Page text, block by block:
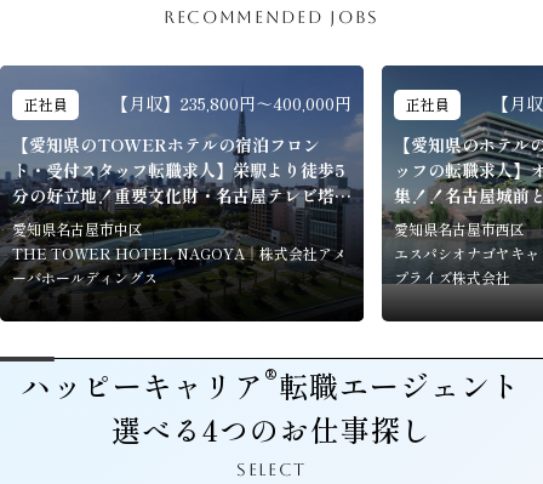
RECOMMENDED JOBS
正社員
【月収】235,800円～400,000円
【愛知県のTOWERホテルの宿泊フロン
ト・受付スタッフ転職求人】栄駅より徒歩5
分の好立地！重要文化財・名古屋テレビ塔が
生まれ変わった全15室のホテル「THE
TOWER HOTEL NAGOYA」
愛知県名古屋市中区
THE TOWER HOTEL NAGOYA｜株式会社アメ
ーバホールディングス
正社員
【月
【愛知県のホテル
ッフの転職求人】
集！！名古屋城前
と、城郭風の特徴
屋の迎賓館「エス
愛知県名古屋市西区
エスパシオナゴヤキ
プライズ株式会社
ハッピーキャリア®転職エージェント
選べる4つのお仕事探し
SELECT